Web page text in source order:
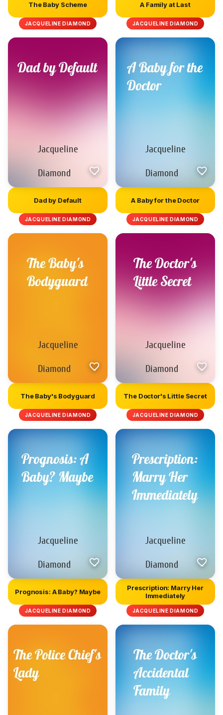
The Baby Scheme
JACQUELINE DIAMOND
A Family at Last
JACQUELINE DIAMOND
Dad by Default
JACQUELINE DIAMOND
A Baby for the Doctor
JACQUELINE DIAMOND
The Baby's Bodyguard
JACQUELINE DIAMOND
The Doctor's Little Secret
JACQUELINE DIAMOND
Prognosis: A Baby? Maybe
JACQUELINE DIAMOND
Prescription: Marry Her
Immediately
JACQUELINE DIAMOND